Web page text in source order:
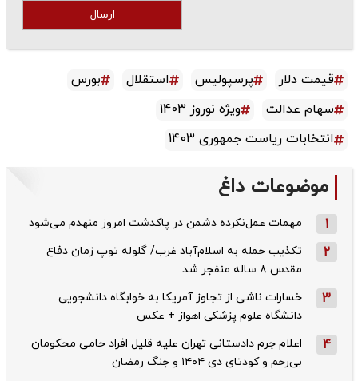
ارسال
قیمت دلار پرسپولیس استقلال
بورس
سهام عدالت
ویژه نوروز 1403
انتخابات ریاست جمهوری 1403
موضوعات داغ
1 مهمات عمل‌نکرده دشمن در پاکدشت امروز منهدم می‌شود
2
تکذیب حمله به اسلام‌آباد غرب/ گلوله توپ زمان دفاع
مقدس ۸ ساله منفجر شد
3
خسارات ناشی از تجاوز آمریکا به خوابگاه دانشجویی
دانشگاه علوم پزشکی اهواز + عکس
4
اعلام جرم دادستانی تهران علیه قلیل افراد حامی محکومان
بی‌رحم و کودتای دی‌ ۱۴۰۴ و جنگ رمضان